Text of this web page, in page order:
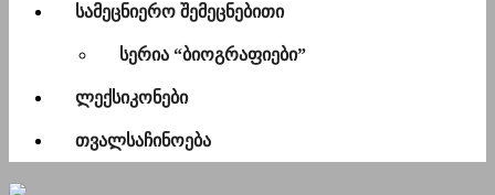
სამეცნიერო შემეცნებითი
სერია “ბიოგრაფიები”
ლექსიკონები
თვალსაჩინოება